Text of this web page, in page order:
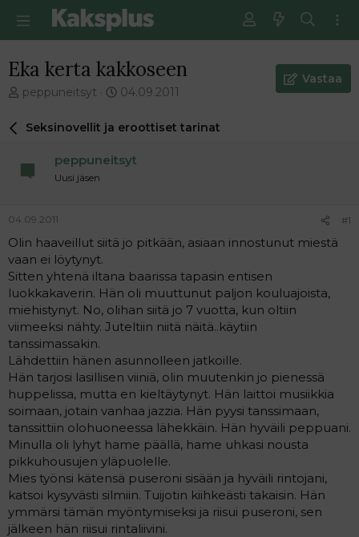
Eka kerta kakkoseen
V
e
i
u
n
a
l
o
t
t
a
j
a
peppuneitsyt
E
s
m
n
i
e
s
t
i
04.09.2011
Vastaa
Seksinovellit ja eroottiset tarinat
peppuneitsyt
Uusi jäsen
04.09.2011 #1
Olin haaveillut siitä jo pitkään, asiaan innostunut miestä
vaan ei löytynyt.
Sitten yhtenä iltana baarissa tapasin entisen
luokkakaverin. Hän oli muuttunut paljon kouluajoista,
miehistynyt. No, olihan siitä jo 7 vuotta, kun oltiin
viimeeksi nähty. Juteltiin niitä näitä..käytiin
tanssimassakin.
Lähdettiin hänen asunnolleen jatkoille.
Hän tarjosi lasillisen viiniä, olin muutenkin jo pienessä
huppelissa, mutta en kieltäytynyt. Hän laittoi musiikkia
soimaan, jotain vanhaa jazzia. Hän pyysi tanssimaan,
tanssittiin olohuoneessa lähekkäin. Hän hyväili peppuani.
Minulla oli lyhyt hame päällä, hame uhkasi nousta
pikkuhousujen yläpuolelle.
Mies työnsi kätensä puseroni sisään ja hyväili rintojani,
katsoi kysyvästi silmiin. Tuijotin kiihkeästi takaisin. Hän
ymmärsi tämän myöntymiseksi ja riisui puseroni, sen
jälkeen hän riisui rintaliivini.